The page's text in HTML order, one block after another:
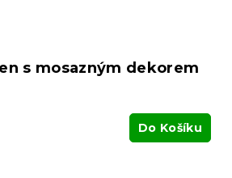
s mosazným dekorem
Do Košíku